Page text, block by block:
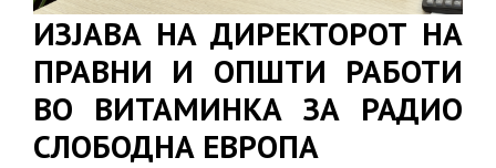
ИЗЈАВА НА ДИРЕКТОРОТ НА
ПРАВНИ И ОПШТИ РАБОТИ
ВО ВИТАМИНКА ЗА РАДИО
СЛОБОДНА ЕВРОПА